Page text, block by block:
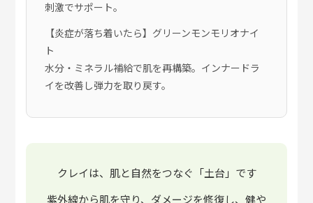
刺激でサポート。
【炎症が落ち着いたら】グリーンモンモリオナイ
ト
水分・ミネラル補給で肌を再構築。インナードラ
イを改善し弾力を取り戻す。
クレイは、肌と自然をつなぐ「土台」です
紫外線から肌を守り、ダメージを修復し、健や